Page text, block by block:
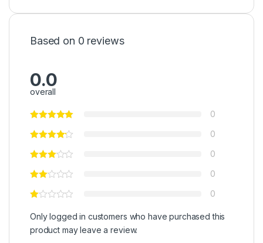
Based on 0 reviews
0.0
overall
0
0
0
0
0
Only logged in customers who have purchased this
product may leave a review.